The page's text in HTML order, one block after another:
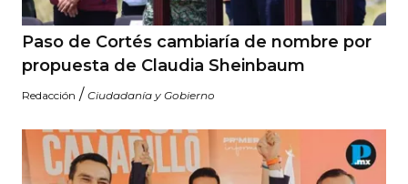
Paso de Cortés cambiaría de nombre por
propuesta de Claudia Sheinbaum
Redacción / Ciudadanía y Gobierno